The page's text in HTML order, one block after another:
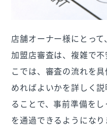
店舗オーナー様にとっ
加盟店審査は、複雑で
こでは、審査の流れを
めればよいかを詳しく
ることで、事前準備を
を通過できるようになり